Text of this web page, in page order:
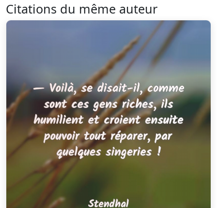
Citations du même auteur